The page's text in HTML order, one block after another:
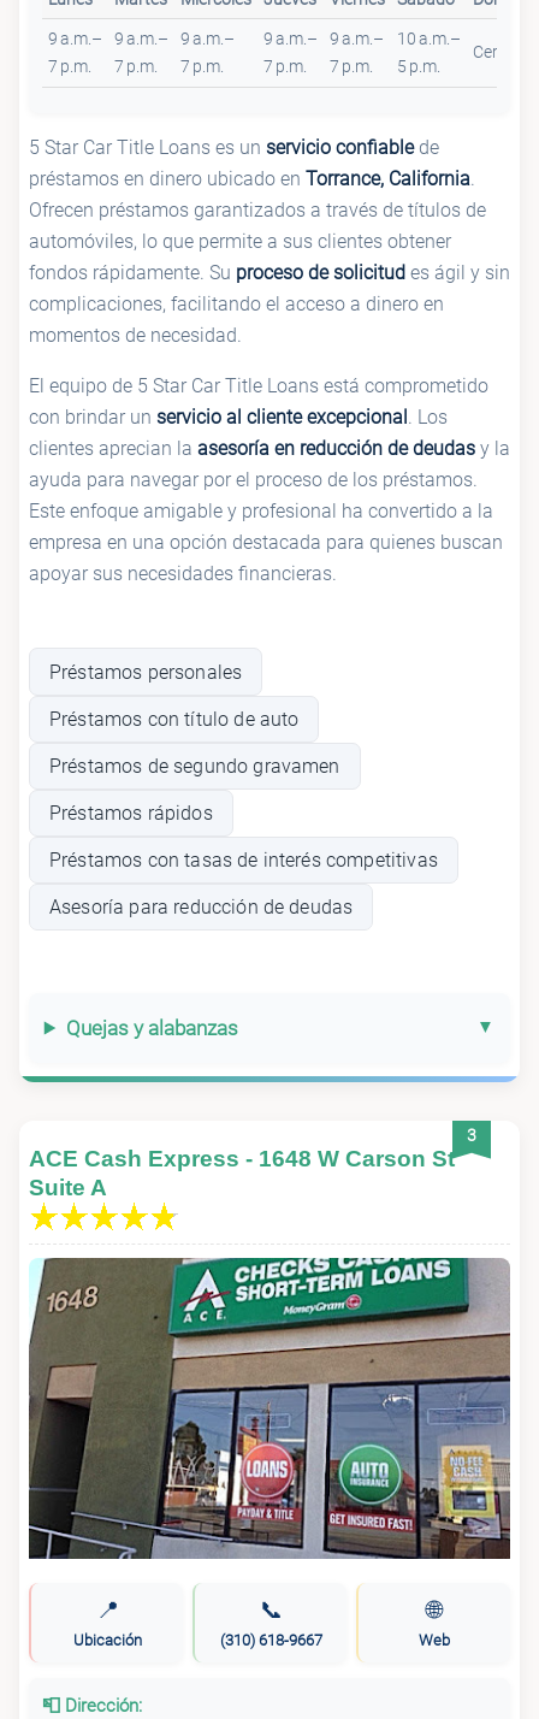
9 a.m.–
7 p.m.
9 a.m.–
7 p.m.
9 a.m.–
7 p.m.
9 a.m.–
7 p.m.
9 a.m.–
7 p.m.
10 a.m.–
5 p.m.
Cerrado
5 Star Car Title Loans es un servicio confiablede
préstamos en dinero ubicado en Torrance, California.
Ofrecen préstamos garantizados a través de títulos de
automóviles, lo que permite a sus clientes obtener
fondos rápidamente. Su proceso de solicitud es ágil y sin
complicaciones, facilitando el acceso a dinero en
momentos de necesidad.
El equipo de 5 Star Car Title Loans está comprometido
con brindar un servicio al cliente excepcional . Los
clientes aprecian la asesoría en reducción de deudas y la
ayuda para navegar por el proceso de los préstamos.
Este enfoque amigable y profesional ha convertido a la
empresa en una opción destacada para quienes buscan
apoyar sus necesidades financieras.
Préstamos personales
Préstamos con título de auto
Préstamos de segundo gravamen
Préstamos rápidos
Préstamos con tasas de interés competitivas
Asesoría para reducción de deudas
Quejas y alabanzas
3
ACE Cash Express - 1648 W Carson St
Suite A
📍
Ubicación
📞
(310) 618-9667
🌐
Web
📮 Dirección: